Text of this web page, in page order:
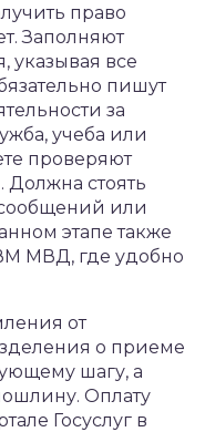
право
Заполняют
указывая все
пишут
за
учеба или
проверяют
стоять
или
этапе также
МВД, где удобно
от
о приеме
шагу, а
Оплату
Госуслуг в